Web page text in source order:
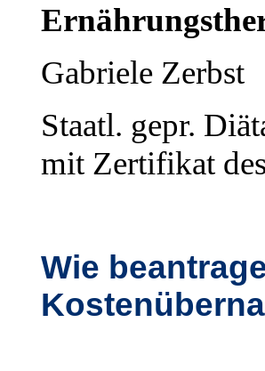
Gabriele Zerbst
Staatl. gepr.
mit Zertifikat
Wie